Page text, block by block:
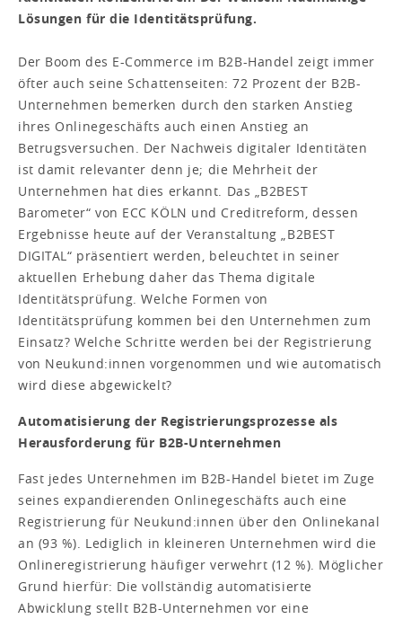
Lösungen für die Identitätsprüfung.
Der Boom des E-Commerce im B2B-Handel zeigt immer
öfter auch seine Schattenseiten: 72 Prozent der B2B-
Unternehmen bemerken durch den starken Anstieg
ihres Onlinegeschäfts auch einen Anstieg an
Betrugsversuchen. Der Nachweis digitaler Identitäten
ist damit relevanter denn je; die Mehrheit der
Unternehmen hat dies erkannt. Das „B2BEST
Barometer“ von ECC KÖLN und Creditreform, dessen
Ergebnisse heute auf der Veranstaltung „B2BEST
DIGITAL“ präsentiert werden, beleuchtet in seiner
aktuellen Erhebung daher das Thema digitale
Identitätsprüfung. Welche Formen von
Identitätsprüfung kommen bei den Unternehmen zum
Einsatz? Welche Schritte werden bei der Registrierung
von Neukund:innen vorgenommen und wie automatisch
wird diese abgewickelt?
Automatisierung der Registrierungsprozesse als
Herausforderung für B2B-Unternehmen
Fast jedes Unternehmen im B2B-Handel bietet im Zuge
seines expandierenden Onlinegeschäfts auch eine
Registrierung für Neukund:innen über den Onlinekanal
an (93 %). Lediglich in kleineren Unternehmen wird die
Onlineregistrierung häufiger verwehrt (12 %). Möglicher
Grund hierfür: Die vollständig automatisierte
Abwicklung stellt B2B-Unternehmen vor eine